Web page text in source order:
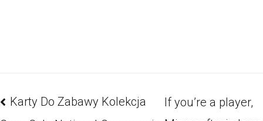
Karty Do Zabawy Kolekcja
If you’re a player,